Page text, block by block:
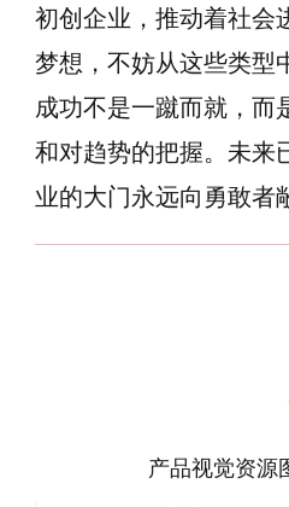
初创企业，推动着社会
梦想，不妨从这些类型
成功不是一蹴而就，而
和对趋势的把握。未来
业的大门永远向勇敢者
导
产品视觉资源